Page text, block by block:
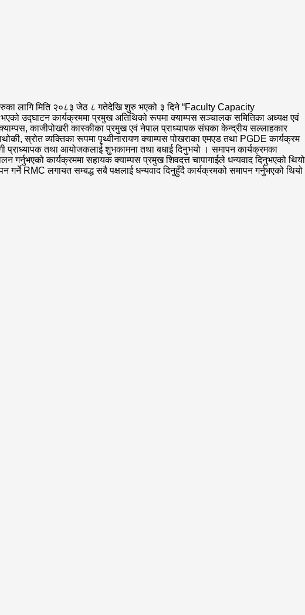
लागि मिति २०८३ जेठ ८ गतेदेखि शुरु भएको ३ दिने “Faculty Capacity
उद्घाटन कार्यक्रममा प्रमुख अतिथिको रूपमा क्याम्पस सञ्चालक समितिका अध्यक्ष एवं
काजीपोखरी कास्कीका प्रमुख एवं नेपाल प्राध्यापक संघका केन्द्रीय सल्लाहकार
स्रोत व्यक्तिका रूपमा पृथ्वीनारायण क्याम्पस पोखराका एमएड तथा PGDE कार्यक्रम
प्राध्यापक तथा आयोजकलाई शुभकामना तथा बधाई दिनुभयो । समापन कार्यक्रमका
कार्यक्रममा सहायक क्याम्पस प्रमुख शिवदत्त चापागाईले धन्यवाद दिनुभएको थियो
RMC लगायत सम्बद्ध सबै पक्षलाई धन्यवाद दिनुहुँदै कार्यक्रमको समापन गर्नुभएको थियो